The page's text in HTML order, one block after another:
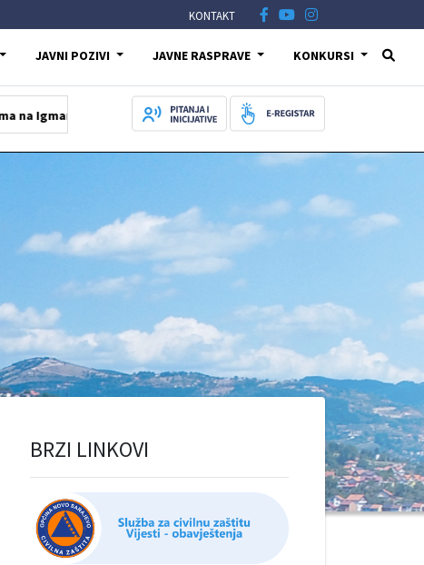
KONTAKT
JAVNI POZIVI JAVNE RASPRAVE KONKURSI
05.08.2026 Počela obnova vodovodne i kanalizacione mreže u
BRZI LINKOVI